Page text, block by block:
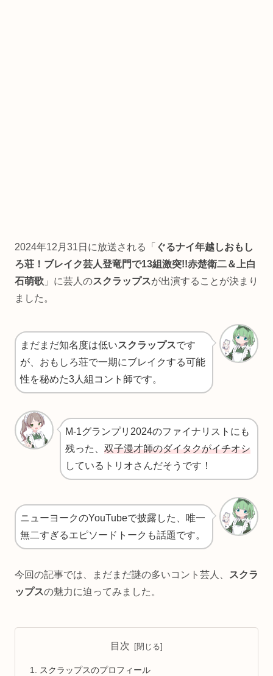
2024年12月31日に放送される「 ぐるナイ年越しおもし
ろ荘！ブレイク芸人登竜門で13組激突!!赤楚衛二＆上白
石萌歌 」に芸人のスクラップスが出演することが決まり
ました。
まだまだ知名度は低いスクラップスです
が、おもしろ荘で一期にブレイクする可能
性を秘めた3人組コント師です。
M-1グランプリ2024のファイナリストにも
残った、 双子漫才師のダイタクがイチオシ
しているトリオさんだそうです！
ニューヨークのYouTubeで披露した、唯一
無二すぎるエピソードトークも話題です。
今回の記事では、まだまだ謎の多いコント芸人、
スクラ
ップスの魅力に迫ってみました。
目次
スクラップスのプロフィール